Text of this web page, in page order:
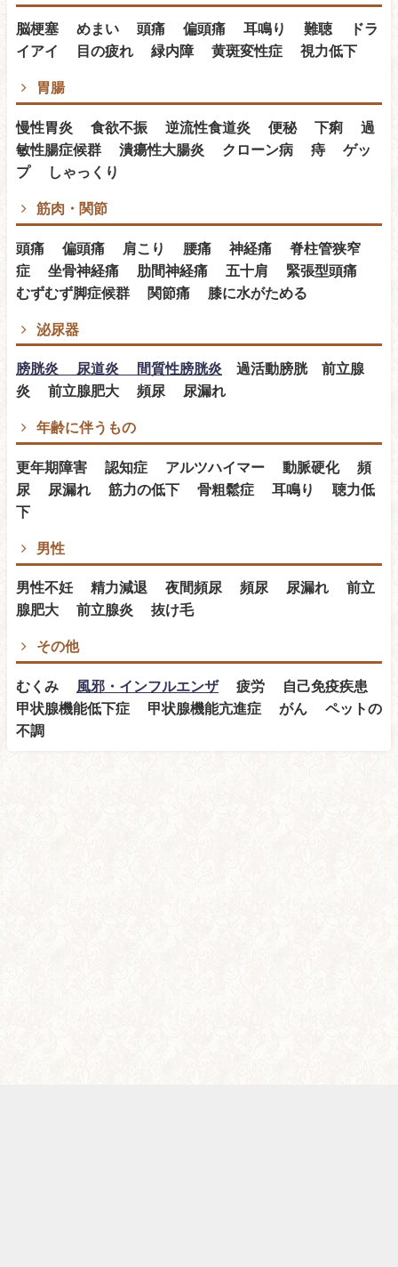
脳梗塞 めまい 頭痛 偏頭痛 耳鳴り 難聴 ドラ
イアイ 目の疲れ 緑内障 黄斑変性症 視力低下
胃腸
慢性胃炎 食欲不振 逆流性食道炎 便秘 下痢 過
敏性腸症候群 潰瘍性大腸炎 クローン病 痔 ゲッ
プ しゃっくり
筋肉・関節
頭痛 偏頭痛 肩こり 腰痛 神経痛 脊柱管狭窄
症 坐骨神経痛 肋間神経痛 五十肩 緊張型頭痛
むずむず脚症候群 関節痛 膝に水がためる
泌尿器
膀胱炎 尿道炎 間質性膀胱炎 過活動膀胱 前立腺
炎 前立腺肥大 頻尿 尿漏れ
年齢に伴うもの
更年期障害 認知症 アルツハイマー 動脈硬化 頻
尿 尿漏れ 筋力の低下 骨粗鬆症 耳鳴り 聴力低
下
男性
男性不妊 精力減退 夜間頻尿 頻尿 尿漏れ 前立
腺肥大 前立腺炎 抜け毛
その他
むくみ 風邪・インフルエンザ疲労 自己免疫疾患
甲状腺機能低下症 甲状腺機能亢進症 がん ペットの
不調